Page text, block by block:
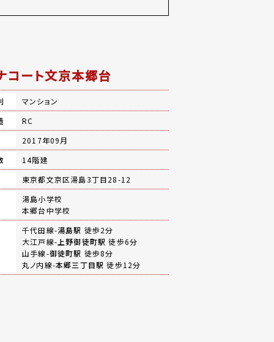
コート文京本郷台
マンション
RC
2017年09月
14階建
東京都文京区湯島3丁目28-12
湯島小学校
本郷台中学校
千代田線-湯島駅 徒歩2分
大江戸線- 上野御徒町駅 徒歩6分
山手線-御徒町駅 徒歩8分
丸ノ内線-本郷三丁目駅 徒歩12分